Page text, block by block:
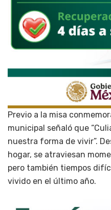
Previo a la misa
municipal señaló que
nuestra forma de vivir”.
hogar, se atraviesan
pero también tiempos
vivido en el último año.